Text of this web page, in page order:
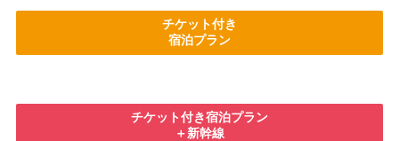
チケット付き
宿泊プラン
チケット付き宿泊プラン
＋新幹線